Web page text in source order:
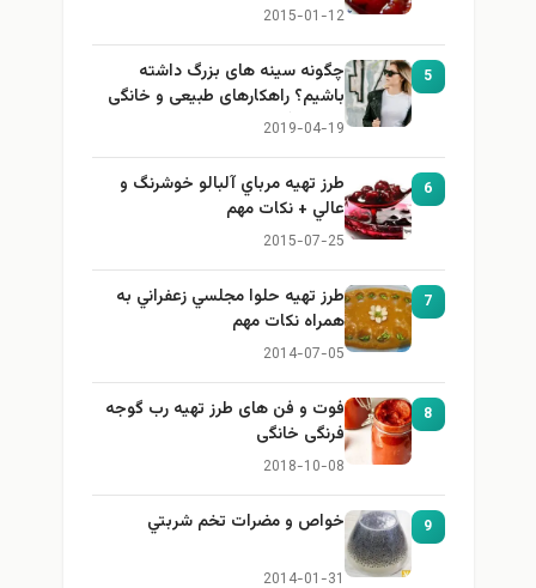
2015-01-12
چگونه سینه های بزرگ داشته
باشیم؟ راهکارهای طبیعی و خانگی
برای بزرگ کردن سینه
2019-04-19
طرز تهيه مرباي آلبالو خوشرنگ و
عالي + نكات مهم
2015-07-25
طرز تهيه حلوا مجلسي زعفراني به
همراه نكات مهم
2014-07-05
فوت و فن های طرز تهیه رب گوجه
فرنگی خانگی
2018-10-08
خواص و مضرات تخم شربتي
2014-01-31